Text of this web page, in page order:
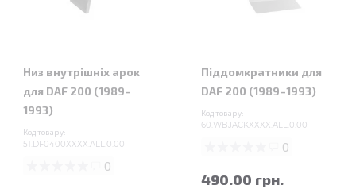
Низ внутрішніх арок
для DAF 200 (1989–
1993)
Код товару:
51.DF0400XXXX.ALL.0.00
0
Піддомкратники для
DAF 200 (1989–1993)
Код товару:
60.WBJACKXXXX.ALL.0.00
0
490.00 грн.